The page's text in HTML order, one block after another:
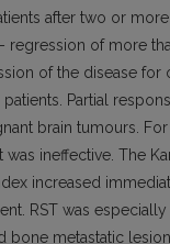
after two or more
regression of more
of the disease for
Partial
brain tumours.
was ineffective. The
increased
RST was
bone metastatic